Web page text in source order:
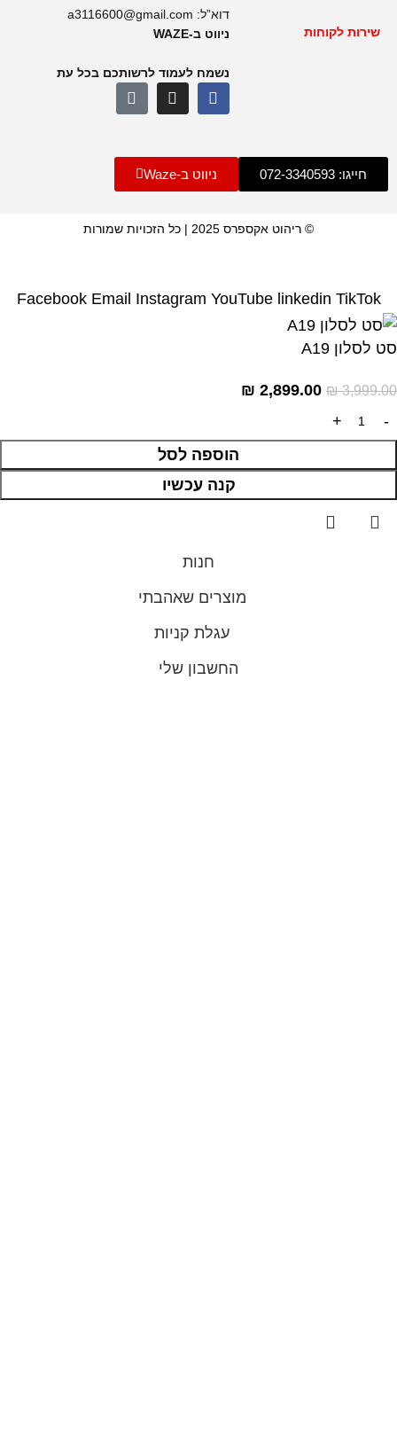
שירות לקוחות
דוא”ל: a3116600@gmail.com
ניווט ב-WAZE
נשמח לעמוד לרשותכם בכל עת
חייגו: 072-3340593 ניווט ב-Waze
© ריהוט אקספרס 2025 | כל הזכויות שמורות
Facebook Email Instagram YouTube linkedin TikTok
סט לסלון A19
3,999.00
₪
2,899.00
₪
הוספה לסל
קנה עכשיו
חנות
מוצרים שאהבתי
עגלת קניות
החשבון שלי